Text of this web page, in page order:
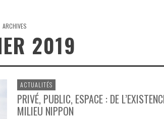
ARCHIVES
2019
ACTUALITÉS
PRIVÉ, PUBLIC, ESPACE : DE
MILIEU NIPPON